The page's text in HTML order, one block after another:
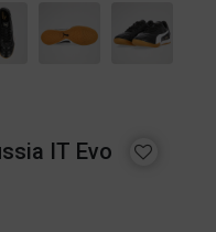
IT Evo